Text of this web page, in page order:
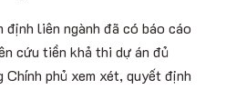
liên ngành đã có báo cáo
cứu tiền khả thi dự án đủ
phủ xem xét, quyết định